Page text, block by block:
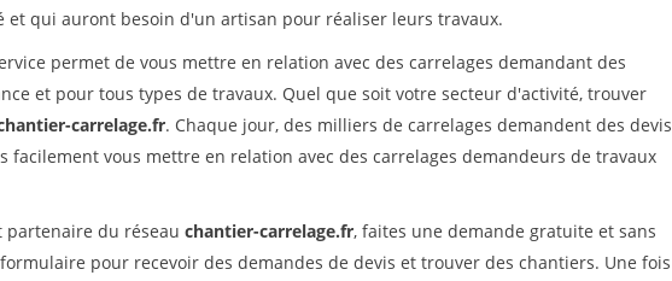
et qui auront besoin d'un artisan pour réaliser leurs travaux.
permet de vous mettre en relation avec des carrelages demandant des
et pour tous types de travaux. Quel que soit votre secteur d'activité, trouver
carrelage.fr. Chaque jour, des milliers de carrelages demandent des devis
facilement vous mettre en relation avec des carrelages demandeurs de travaux
partenaire du réseau chantier-carrelage.fr, faites une demande gratuite et sans
pour recevoir des demandes de devis et trouver des chantiers. Une fois